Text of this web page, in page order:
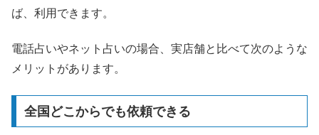
ば、利用できます。
電話占いやネット占いの場合、実店舗と比べて次のような
メリットがあります。
全国どこからでも依頼できる